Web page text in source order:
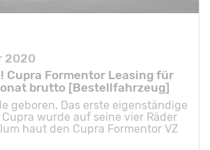
2020
Cupra Formentor Leasing für
brutto [Bestellfahrzeug]
geboren. Das erste eigenständige
wurde auf seine vier Räder
haut den Cupra Formentor VZ